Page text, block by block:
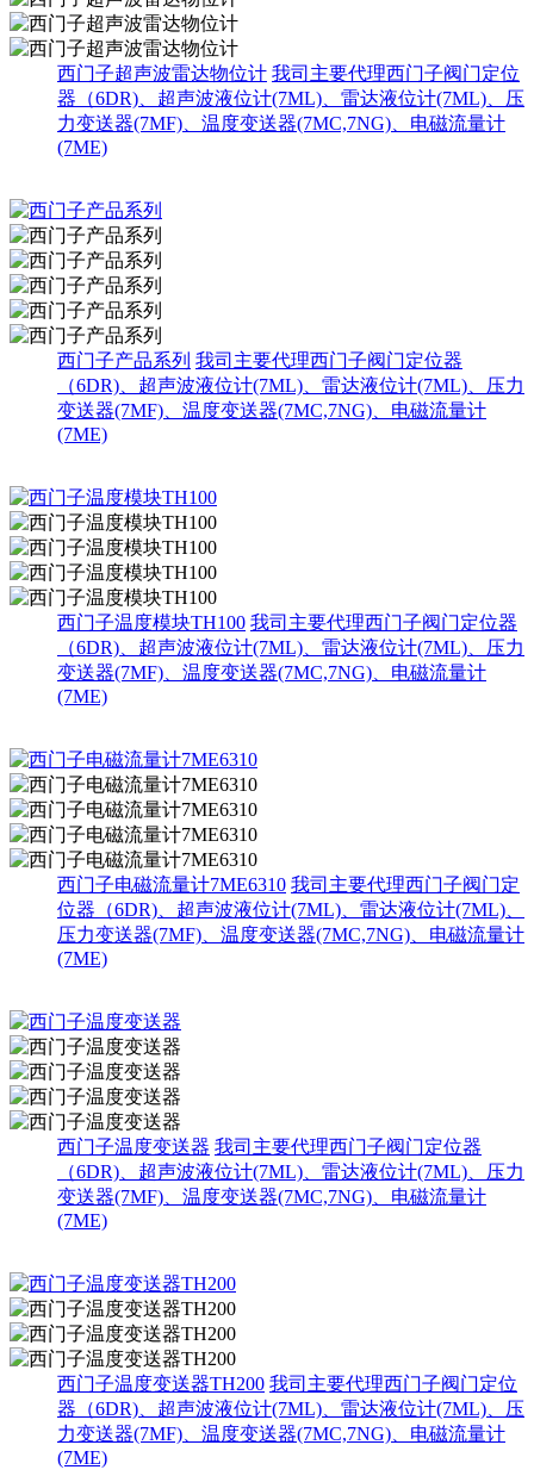
西门子超声波雷达物位计 我司主要代理西门子阀门定位
器（6DR)、超声波液位计(7ML)、雷达液位计(7ML)、压
力变送器(7MF)、温度变送器(7MC,7NG)、电磁流量计
(7ME)
西门子产品系列 我司主要代理西门子阀门定位器
（6DR)、超声波液位计(7ML)、雷达液位计(7ML)、压力
变送器(7MF)、温度变送器(7MC,7NG)、电磁流量计
(7ME)
西门子温度模块TH100 我司主要代理西门子阀门定位器
（6DR)、超声波液位计(7ML)、雷达液位计(7ML)、压力
变送器(7MF)、温度变送器(7MC,7NG)、电磁流量计
(7ME)
西门子电磁流量计7ME6310 我司主要代理西门子阀门定
位器（6DR)、超声波液位计(7ML)、雷达液位计(7ML)、
压力变送器(7MF)、温度变送器(7MC,7NG)、电磁流量计
(7ME)
西门子温度变送器 我司主要代理西门子阀门定位器
（6DR)、超声波液位计(7ML)、雷达液位计(7ML)、压力
变送器(7MF)、温度变送器(7MC,7NG)、电磁流量计
(7ME)
西门子温度变送器TH200 我司主要代理西门子阀门定位
器（6DR)、超声波液位计(7ML)、雷达液位计(7ML)、压
力变送器(7MF)、温度变送器(7MC,7NG)、电磁流量计
(7ME)